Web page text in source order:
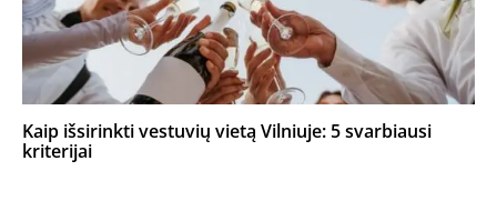
Kaip išsirinkti vestuvių vietą Vilniuje: 5 svarbiausi
kriterijai